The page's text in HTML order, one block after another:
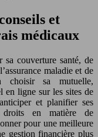
et
médicaux
sa couverture santé, de
maladie et de
choisir sa mutuelle,
en ligne sur les sites de
et planifier ses
droits en matière de
pour une meilleure
gestion financière plus